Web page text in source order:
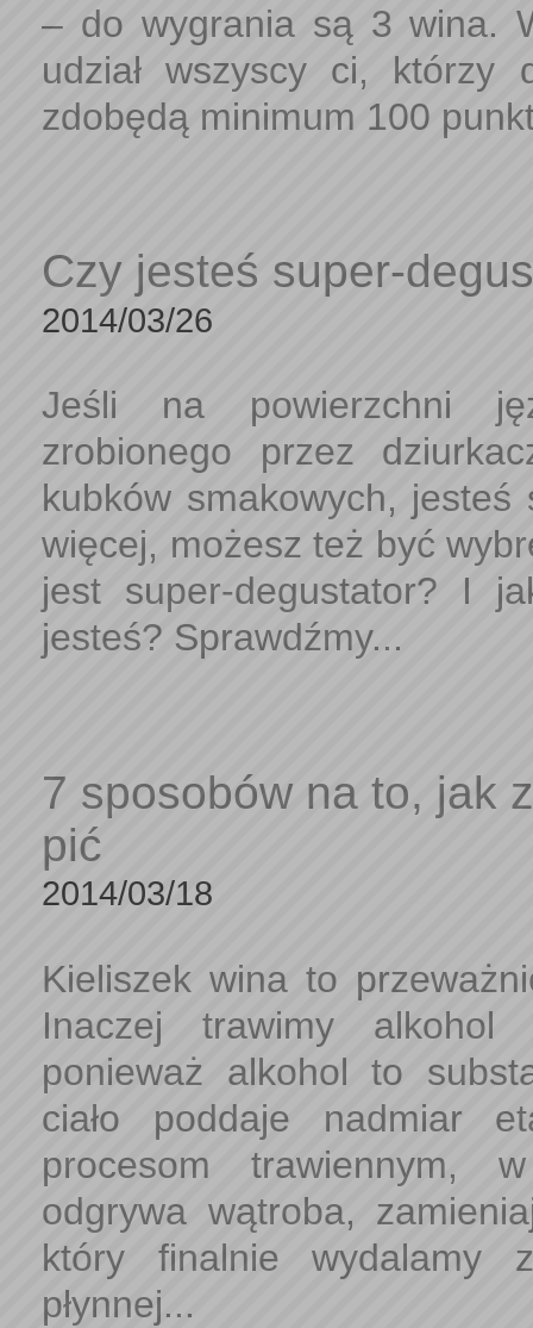
– do wygrania są 3 wina.
udział wszyscy ci,
zdobędą minimum 100
Czy jesteś super-
2014/03/26
Jeśli na powierzchni
zrobionego przez
kubków smakowych, jesteś
więcej, możesz też być
jest super-degustator? I
jesteś? Sprawdźmy...
7 sposobów na to, jak
pić
2014/03/18
Kieliszek wina to
Inaczej trawimy alkohol
ponieważ alkohol to
ciało poddaje nadmiar
procesom trawiennym,
odgrywa wątroba,
który finalnie wydalamy
płynnej...